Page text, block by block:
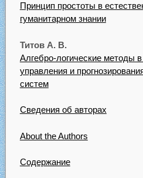
Принцип простоты в
гуманитарном знании
Титов А. В.
Алгебро-логические методы
управления и
систем
Сведения об авторах
About the Authors
Содержание